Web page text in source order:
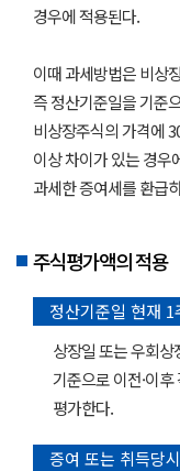
경우에 적용된다.
이때 과세방법은 비상
즉 정산기준일을 기준
비상장주식의 가격에
이상 차이가 있는 경우
과세한 증여세를 환급
주식평가액의 적용
정산기준일 현재
상장일 또는 우회
기준으로 이전·이
평가한다.
증여 또는 취득당